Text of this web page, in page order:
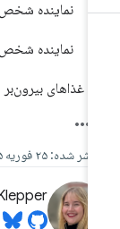
نماینده شخص اول
نماینده شخص
غذاهای بیرون‌بر
شده: ۲۵ فوریه ۲۰۲۵
Klepper